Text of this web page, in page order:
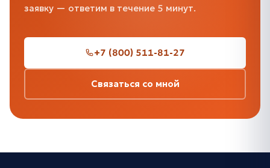
заявку — ответим в течение 5 минут.
+7 (800) 511-81-27
Связаться со мной